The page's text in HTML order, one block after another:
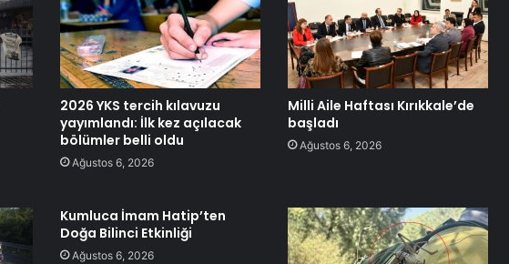
2026 YKS tercih kılavuzu
yayımlandı: İlk kez açılacak
bölümler belli oldu
Ağustos 6, 2026
Milli Aile Haftası Kırıkkale’de
başladı
Ağustos 6, 2026
Kumluca İmam Hatip’ten
Doğa Bilinci Etkinliği
Ağustos 6, 2026